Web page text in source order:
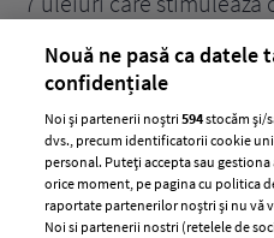
Nouă ne pasă ca datele
confidențiale
Noi și partenerii noștri594stocăm și/
dvs., precum identificatorii cookie
personal. Puteți accepta sau
orice moment, pe pagina cu politica
raportate partenerilor noștri și nu vă
Noi si partenerii nostri (retelele de